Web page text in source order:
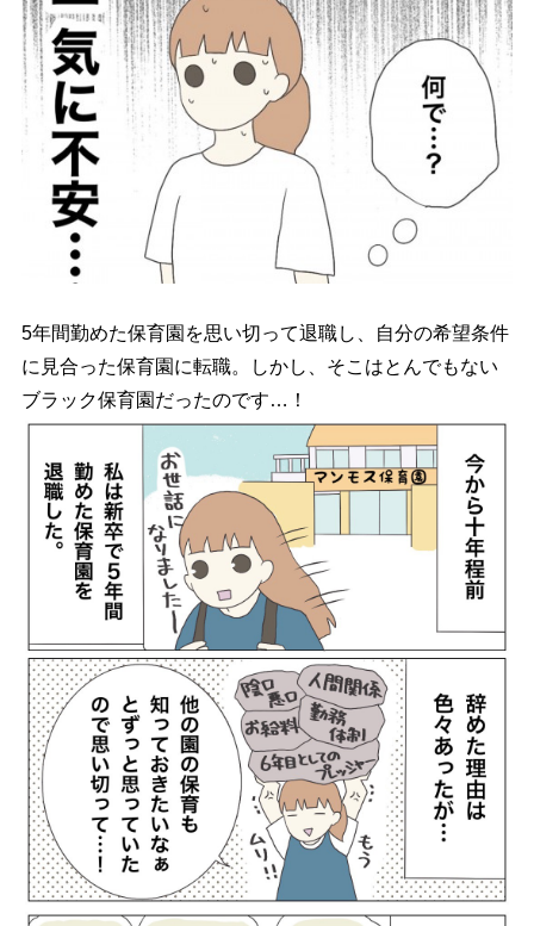
5年間勤めた保育園を思い切って退職し、自分の希望条件
に見合った保育園に転職。しかし、そこはとんでもない
ブラック保育園だったのです…！